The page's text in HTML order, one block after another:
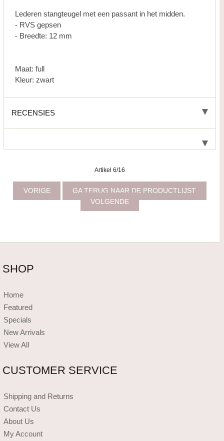
Lederen stangteugel met een passant in het midden.
- RVS gepsen
- Breedte: 12 mm
Maat: full
Kleur: zwart
RECENSIES
Artikel 6/16
VORIGE
GA TERUG NAAR DE PRODUCTLIJST
VOLGENDE
SHOP
Home
Featured
Specials
New Arrivals
View All
CUSTOMER SERVICE
Shipping and Returns
Contact Us
About Us
My Account